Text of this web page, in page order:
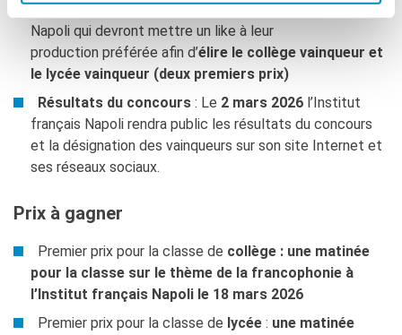
internautes sur les réseaux sociaux de l’Institut français
Napoli qui devront mettre un like à leur
production préférée afin d’élire le collège vainqueur et
le lycée vainqueur (deux premiers prix)
Résultats du concours : Le 2 mars 2026 l’Institut
français Napoli rendra public les résultats du concours
et la désignation des vainqueurs sur son site Internet et
ses réseaux sociaux.
Prix à gagner
Premier prix pour la classe de collège : une matinée
pour la classe sur le thème de la francophonie à
l’Institut français Napoli le 18 mars 2026
Premier prix pour la classe de lycée: une matinée